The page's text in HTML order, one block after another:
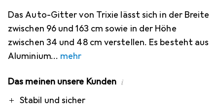
Das Auto-Gitter von Trixie lässt sich in der Breite
zwischen 96 und 163 cm sowie in der Höhe
zwischen 34 und 48 cm verstellen. Es besteht aus
Aluminium
mehr
Das meinen unsere Kunden i
ProStabil und sicher